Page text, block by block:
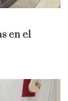
en el